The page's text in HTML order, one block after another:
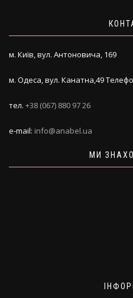
м. Київ, вул. Антоновича, 169
м. Одеса, вул. Канатна,49
тел. +38 (067) 880 97 26
e-mail: info@anabel.ua
МИ